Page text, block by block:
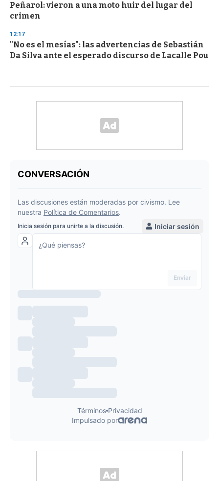
Peñarol: vieron a una moto huir del lugar del
crimen
12:17
"No es el mesías": las advertencias de Sebastián
Da Silva ante el esperado discurso de Lacalle Pou